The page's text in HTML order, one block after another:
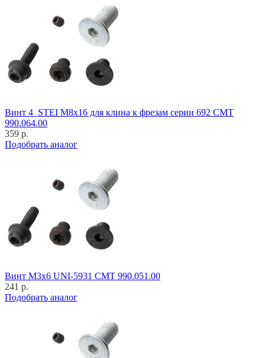
Винт 4_STEI M8x16 для клина к фрезам серии 692 CMT
990.064.00
359 р.
Подобрать аналог
Винт M3x6 UNI-5931 CMT 990.051.00
241 р.
Подобрать аналог